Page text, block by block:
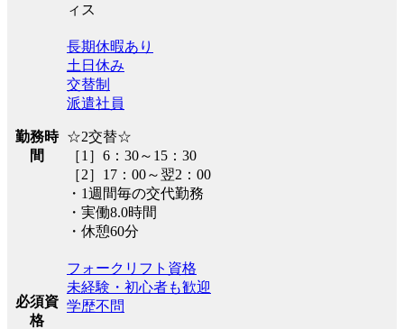
ィス
勤務時
間
長期休暇あり
土日休み
交替制
派遣社員
☆2交替☆
［1］6：30～15：30
［2］17：00～翌2：00
・1週間毎の交代勤務
・実働8.0時間
・休憩60分
必須資
格
フォークリフト資格
未経験・初心者も歓迎
学歴不問